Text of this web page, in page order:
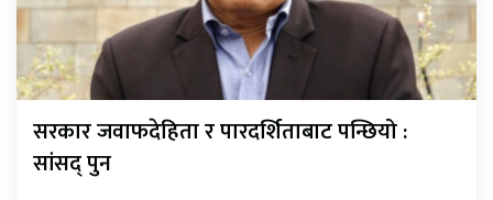
सरकार जवाफदेहिता र पारदर्शिताबाट पन्छियो :
सांसद् पुन